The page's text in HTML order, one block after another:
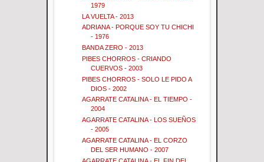
1979
LA VUELTA - 2013
ADRIANA - PORQUE SOY TU CHICHI
- 1976
BANDA ZERO - 2013
PIBES CHORROS - CRIANDO
CUERVOS - 2003
PIBES CHORROS - SOLO LE PIDO A
DIOS - 2002
AGARRATE CATALINA - EL TIEMPO -
2004
AGARRATE CATALINA - LOS SUEÑOS
- 2005
AGARRATE CATALINA - EL CORZO
DEL SER HUMANO - 2007